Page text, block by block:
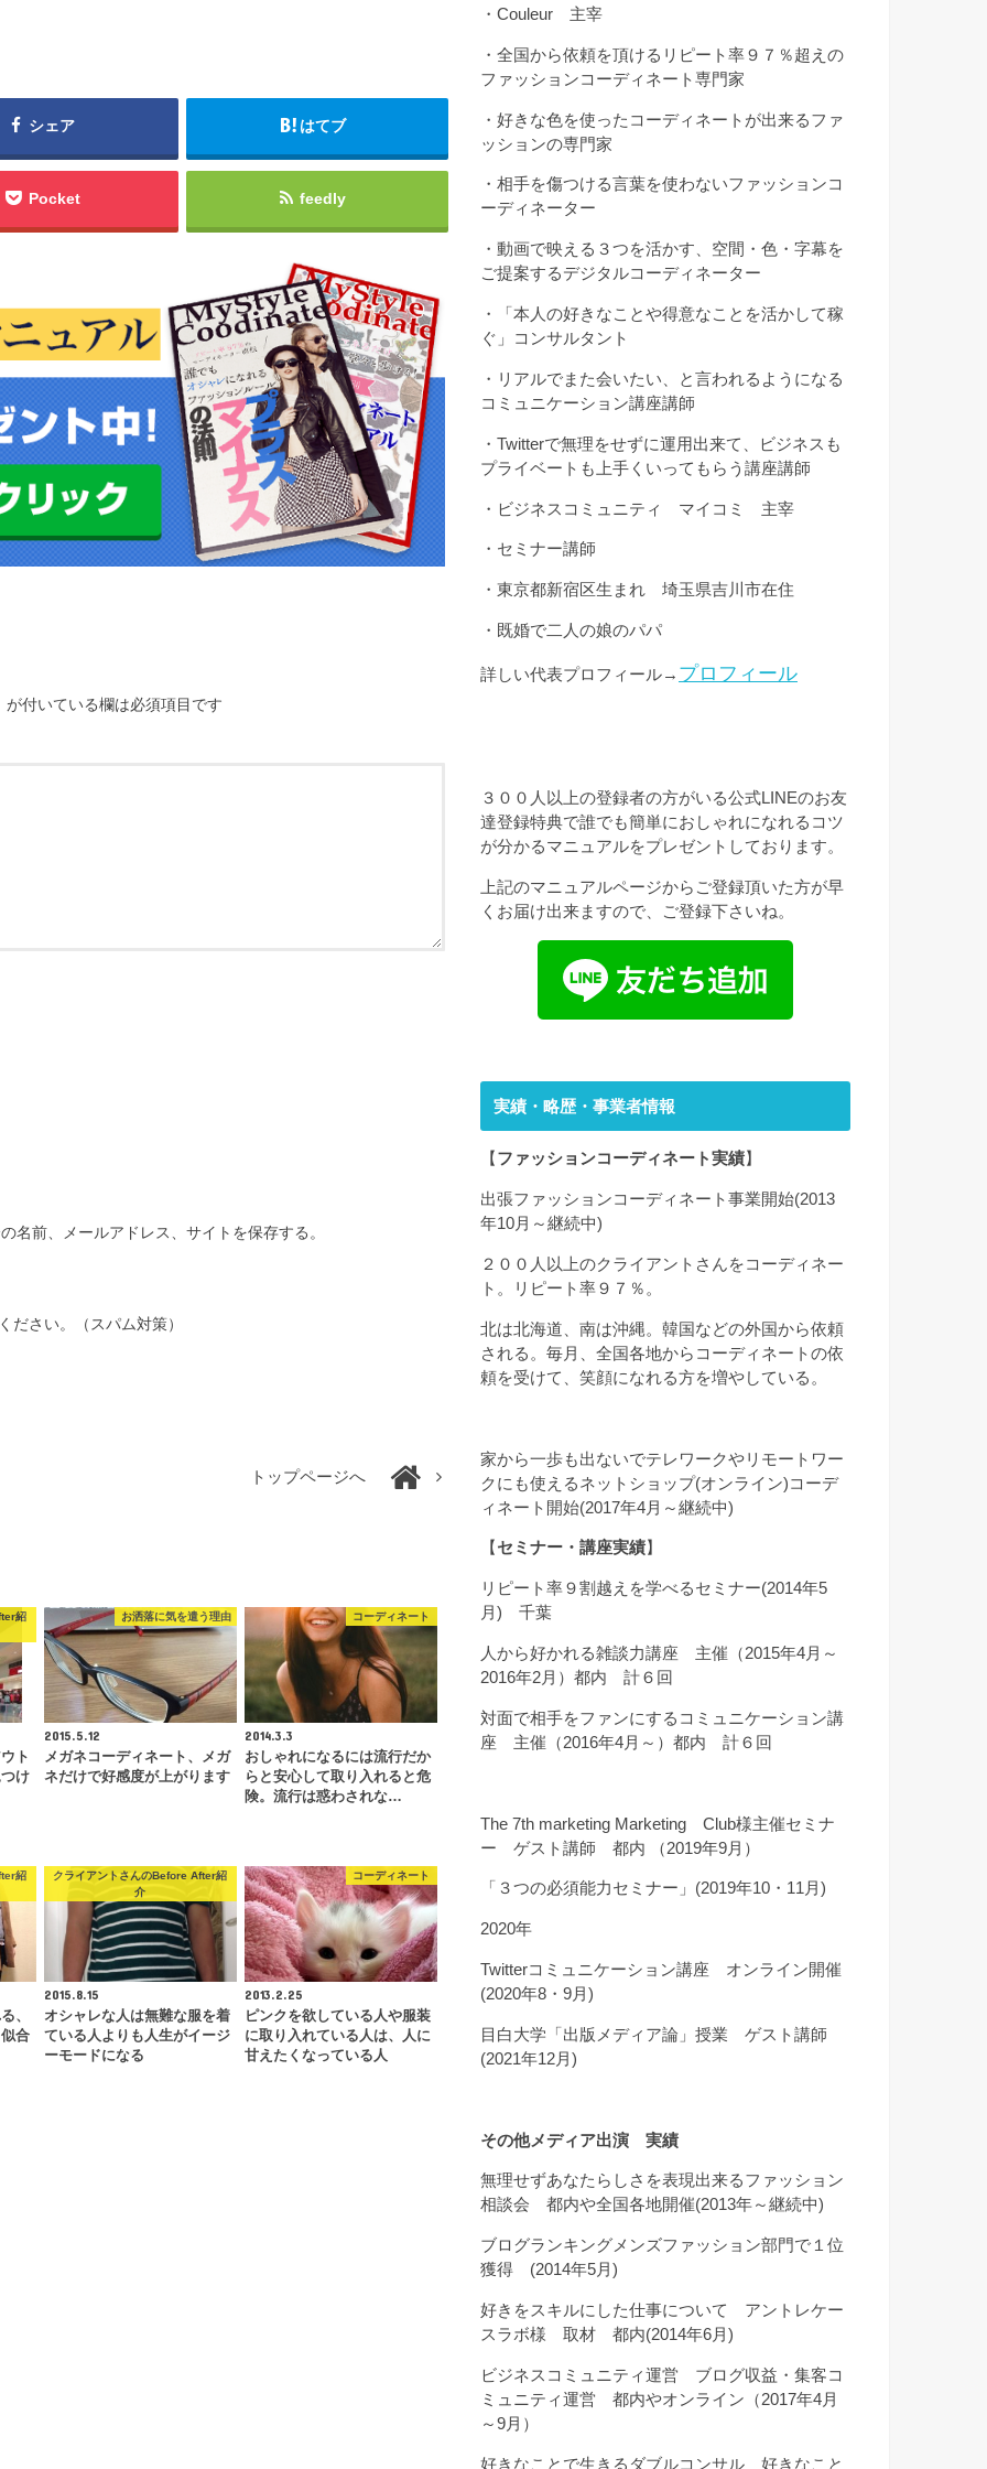
シェア はてブ
Pocket feedly
が付いている欄は必須項目です
名前、メールアドレス、サイトを保存する。
ださい。（スパム対策）
トップページへ
紹
ト
け
お洒落に気を遣う理由
2015.5.12
メガネコーディネート、メガ
ネだけで好感度が上がります
コーディネート
2014.3.3
おしゃれになるには流行だか
らと安心して取り入れると危
険。流行は惑わされな…
紹
、
合
クライアントさんのBefore After紹
介
2015.8.15
オシャレな人は無難な服を着
ている人よりも人生がイージ
ーモードになる
コーディネート
2013.2.25
ピンクを欲している人や服装
に取り入れている人は、人に
甘えたくなっている人
・Couleur 主宰
・全国から依頼を頂けるリピート率９７％超えの
ファッションコーディネート専門家
・好きな色を使ったコーディネートが出来るファ
ッションの専門家
・相手を傷つける言葉を使わないファッションコ
ーディネーター
・動画で映える３つを活かす、空間・色・字幕を
ご提案するデジタルコーディネーター
・「本人の好きなことや得意なことを活かして稼
ぐ」コンサルタント
・リアルでまた会いたい、と言われるようになる
コミュニケーション講座講師
・Twitterで無理をせずに運用出来て、ビジネスも
プライベートも上手くいってもらう講座講師
・ビジネスコミュニティ マイコミ 主宰
・セミナー講師
・東京都新宿区生まれ 埼玉県吉川市在住
・既婚で二人の娘のパパ
詳しい代表プロフィール→ プロフィール
３００人以上の登録者の方がいる公式LINEのお友
達登録特典で誰でも簡単におしゃれになれるコツ
が分かるマニュアルをプレゼントしております。
上記のマニュアルページからご登録頂いた方が早
くお届け出来ますので、ご登録下さいね。
実績・略歴・事業者情報
【 ファッションコーディネート実績】
出張ファッションコーディネート事業開始(2013
年10月～継続中)
２００人以上のクライアントさんをコーディネー
ト。リピート率９７％。
北は北海道、南は沖縄。韓国などの外国から依頼
される。毎月、全国各地からコーディネートの依
頼を受けて、笑顔になれる方を増やしている。
家から一歩も出ないでテレワークやリモートワー
クにも使えるネットショップ(オンライン)コーデ
ィネート開始(2017年4月～継続中)
【 セミナー・講座実績】
リピート率９割越えを学べるセミナー(2014年5
月) 千葉
人から好かれる雑談力講座 主催（2015年4月～
2016年2月）都内 計６回
対面で相手をファンにするコミュニケーション講
座 主催（2016年4月～）都内 計６回
The 7th marketing Marketing Club様主催セミナ
ー ゲスト講師 都内 （2019年9月）
「３つの必須能力セミナー」(2019年10・11月)
2020年
Twitterコミュニケーション講座 オンライン開催
(2020年8・9月)
目白大学「出版メディア論」授業 ゲスト講師
(2021年12月)
その他メディア出演 実績
無理せずあなたらしさを表現出来るファッション
相談会 都内や全国各地開催(2013年～継続中)
ブログランキングメンズファッション部門で１位
獲得 (2014年5月)
好きをスキルにした仕事について アントレケー
スラボ様 取材 都内(2014年6月)
ビジネスコミュニティ運営 ブログ収益・集客コ
ミュニティ運営 都内やオンライン（2017年4月
～9月）
好きなことで生きるダブルコンサル 好きなこと